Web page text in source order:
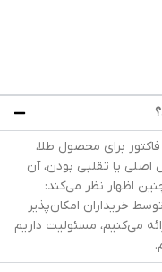
برای محصول طلا،
اصلی یا تقلبی بودن، آن
اظهار نظر می‌کند:
خریداران امکان‌پذیر
می‌کنیم، مسئولیت داریم